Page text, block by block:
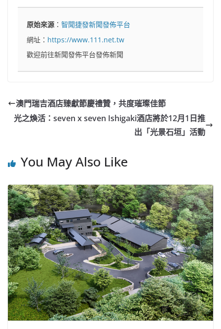
原始來源 ：智聞捷發新聞發佈平台
網址： https://www.111.net.tw
歡迎前往新聞發佈平台發佈新聞
澳門瑞吉酒店臻獻節慶禮贊，共度璀璨佳節
光之煥活：seven x seven Ishigaki酒店將於12月1日推
出「光景石垣」活動
You May Also Like